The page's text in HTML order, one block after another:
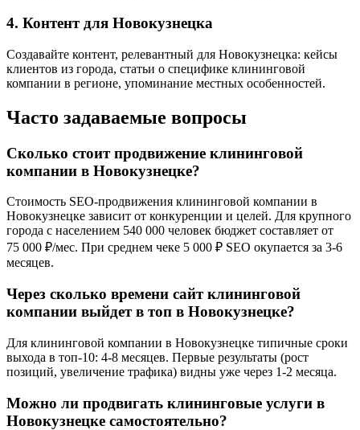
4. Контент для Новокузнецка
Создавайте контент, релевантный для Новокузнецка: кейсы
клиентов из города, статьи о специфике клининговой
компании в регионе, упоминание местных особенностей.
Часто задаваемые вопросы
Сколько стоит продвижение клининговой
компании в Новокузнецке?
Стоимость SEO-продвижения клининговой компании в
Новокузнецке зависит от конкуренции и целей. Для крупного
города с населением 540 000 человек бюджет составляет от
75 000 ₽/мес. При среднем чеке 5 000 ₽ SEO окупается за 3-6
месяцев.
Через сколько времени сайт клининговой
компании выйдет в топ в Новокузнецке?
Для клининговой компании в Новокузнецке типичные сроки
выхода в топ-10: 4-8 месяцев. Первые результаты (рост
позиций, увеличение трафика) видны уже через 1-2 месяца.
Можно ли продвигать клининговые услуги в
Новокузнецке самостоятельно?